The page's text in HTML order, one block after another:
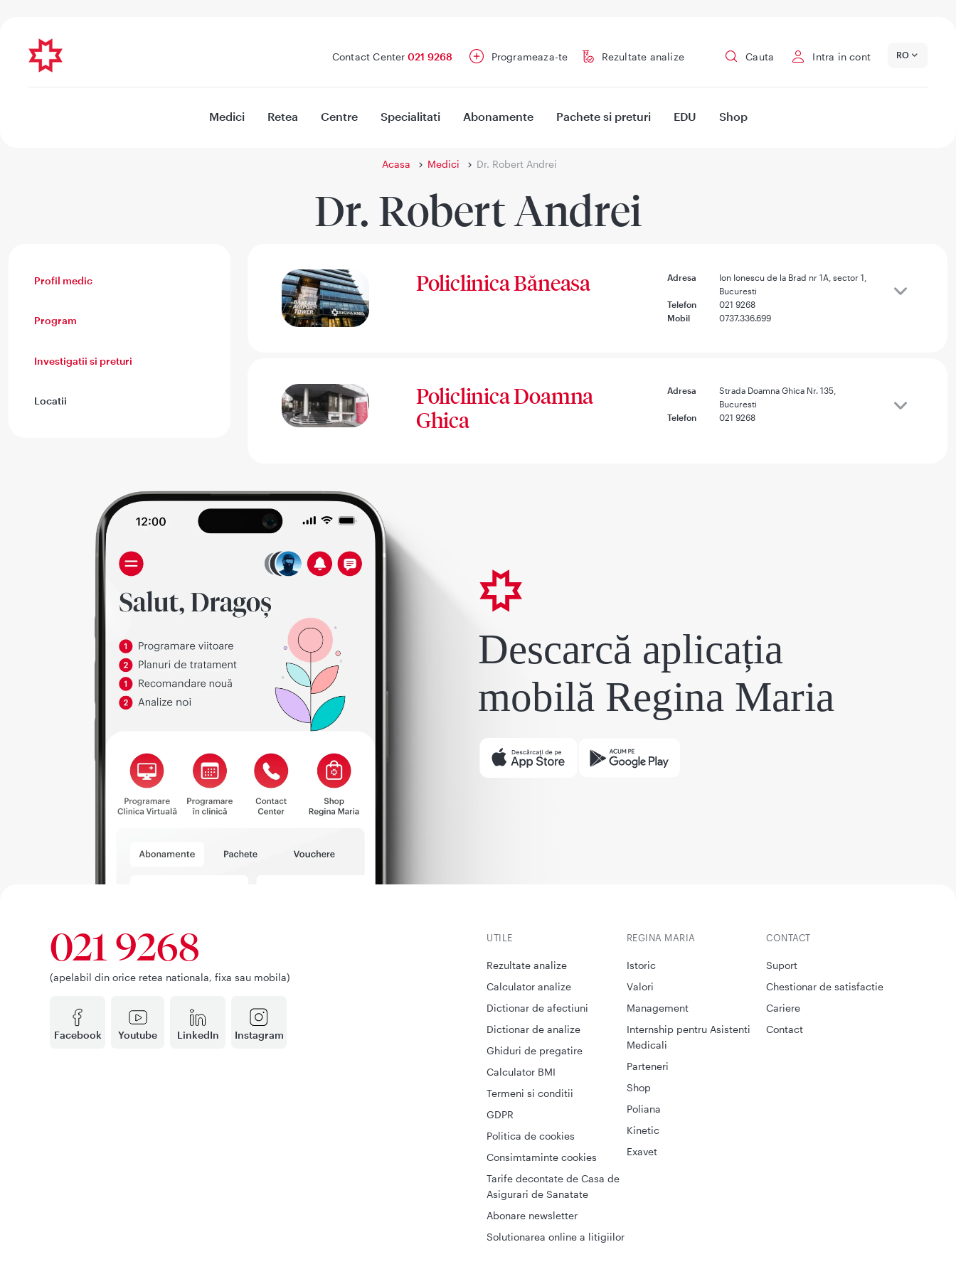
Contact Center 021 9268 Programeaza-te Rezultate analize Cauta Intra in cont RO
Medici Retea Centre Specialitati Abonamente Pachete si preturi EDU Shop
Acasa Medici Dr. Robert Andrei
Dr. Robert Andrei
Profil medic
Program
Investigatii si preturi
Locatii
Policlinica Băneasa Adresa
Ion Ionescu de la Brad nr 1A, sector 1,
Bucuresti
Telefon
021 9268
Mobil
0737.336.699
Policlinica Doamna
Ghica
Adresa
Strada Doamna Ghica Nr. 135,
Bucuresti
Telefon
021 9268
Descarcă aplicația
mobilă Regina Maria
Facebook Youtube LinkedIn Instagram
021 9268
(apelabil din orice retea nationala, fixa sau mobila)
UTILE
Rezultate analize
Calculator analize
Dictionar de afectiuni
Dictionar de analize
Ghiduri de pregatire
Calculator BMI
Termeni si conditii
GDPR
Politica de cookies
Consimtaminte cookies
Tarife decontate de Casa de
Asigurari de Sanatate
Abonare newsletter
Solutionarea online a litigiilor
CONTACT
Suport
Chestionar de satisfactie
Cariere
Contact
REGINA MARIA
Istoric
Valori
Management
Internship pentru Asistenti
Medicali
Parteneri
Shop
Poliana
Kinetic
Exavet